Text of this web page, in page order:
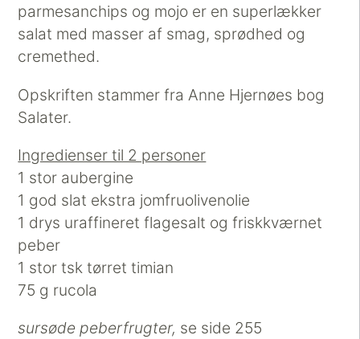
parmesanchips og mojo er en superlækker
salat med masser af smag, sprødhed og
cremethed.
Opskriften stammer fra Anne Hjernøes bog
Salater.
Ingredienser til 2 personer
1 stor aubergine
1 god slat ekstra jomfruolivenolie
1 drys uraffineret flagesalt og friskkværnet
peber
1 stor tsk tørret timian
75 g rucola
sursøde peberfrugter, se side 255